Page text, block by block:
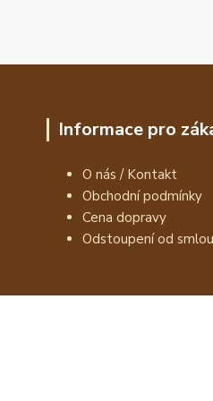
Informace pro
O nás / Kontakt
Obchodní podmínky
Cena dopravy
Odstoupení od